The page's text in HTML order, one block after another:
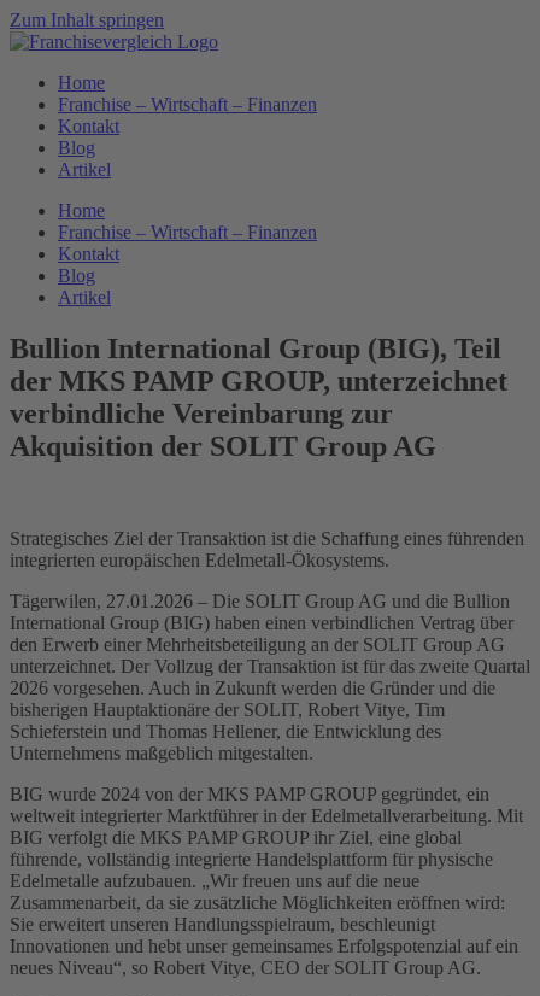
Zum Inhalt springen
Home
Franchise – Wirtschaft – Finanzen
Kontakt
Blog
Artikel
Home
Franchise – Wirtschaft – Finanzen
Kontakt
Blog
Artikel
Bullion International Group (BIG), Teil
der MKS PAMP GROUP, unterzeichnet
verbindliche Vereinbarung zur
Akquisition der SOLIT Group AG
Strategisches Ziel der Transaktion ist die Schaffung eines führenden
integrierten europäischen Edelmetall-Ökosystems.
Tägerwilen, 27.01.2026 – Die SOLIT Group AG und die Bullion
International Group (BIG) haben einen verbindlichen Vertrag über
den Erwerb einer Mehrheitsbeteiligung an der SOLIT Group AG
unterzeichnet. Der Vollzug der Transaktion ist für das zweite Quartal
2026 vorgesehen. Auch in Zukunft werden die Gründer und die
bisherigen Hauptaktionäre der SOLIT, Robert Vitye, Tim
Schieferstein und Thomas Hellener, die Entwicklung des
Unternehmens maßgeblich mitgestalten.
BIG wurde 2024 von der MKS PAMP GROUP gegründet, ein
weltweit integrierter Marktführer in der Edelmetallverarbeitung. Mit
BIG verfolgt die MKS PAMP GROUP ihr Ziel, eine global
führende, vollständig integrierte Handelsplattform für physische
Edelmetalle aufzubauen. „Wir freuen uns auf die neue
Zusammenarbeit, da sie zusätzliche Möglichkeiten eröffnen wird:
Sie erweitert unseren Handlungsspielraum, beschleunigt
Innovationen und hebt unser gemeinsames Erfolgspotenzial auf ein
neues Niveau“, so Robert Vitye, CEO der SOLIT Group AG.